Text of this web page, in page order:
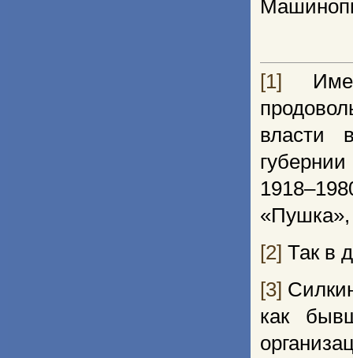
[1]
власти
[2] Так в
[3]
как